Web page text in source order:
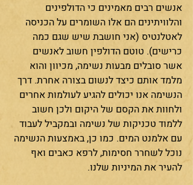
אנשים רבים מאמינים כי הדולפינים
והלוויתינים הם אלו השומרים על הכניסה
לאטלנטיס (אני חושבת שיש שגם כמה
כרישים). טוטם הדולפין חשוב לאנשים
אשר סובלים מבעות נשימה, מכיוון והוא
מלמד אותם כיצד לנשום בצורה אחרת. דרך
הנשימה אנו יכולים להגיע לעולמות אחרים
ולחוות את הקסם של היקום ולכן חשוב
ללמוד טכניקות של נשימה ובמקביל לעבוד
עם אלמנט המים. כמו כן, באמצעות הנשימה
נוכל לשחרר חסימות, לרפא כאבים ואף
להעיר את המיניות שלנו.